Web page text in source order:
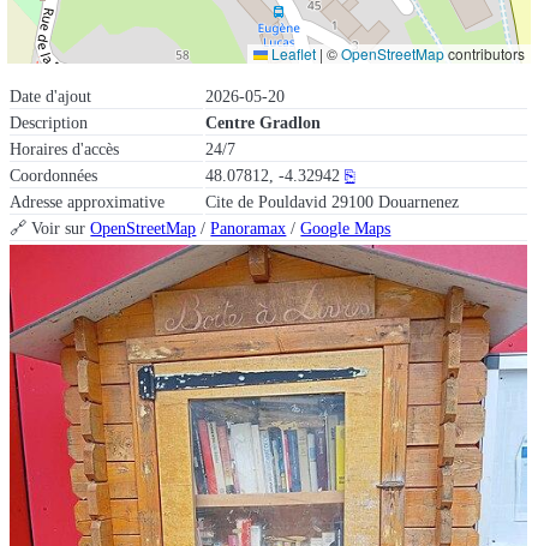
Date d'ajout
2026-05-20
Description
Centre Gradlon
Horaires d'accès
24/7
Coordonnées
48.07812, -4.32942 ⎘
Adresse approximative
Cite de Pouldavid 29100 Douarnenez
🔗 Voir surOpenStreetMap /Panoramax /Google Maps
Leaflet | ©OpenStreetMapcontributors